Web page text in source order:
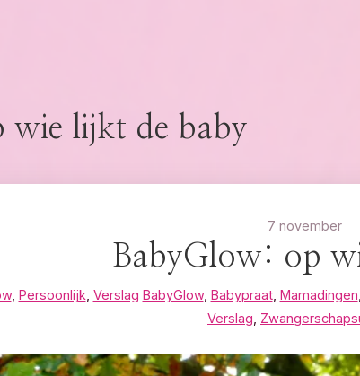
wie lijkt de baby
7 november
BabyGlow: op
, Persoonlijk Verslag BabyGlow, Babypraat, Mamadingen
Verslag